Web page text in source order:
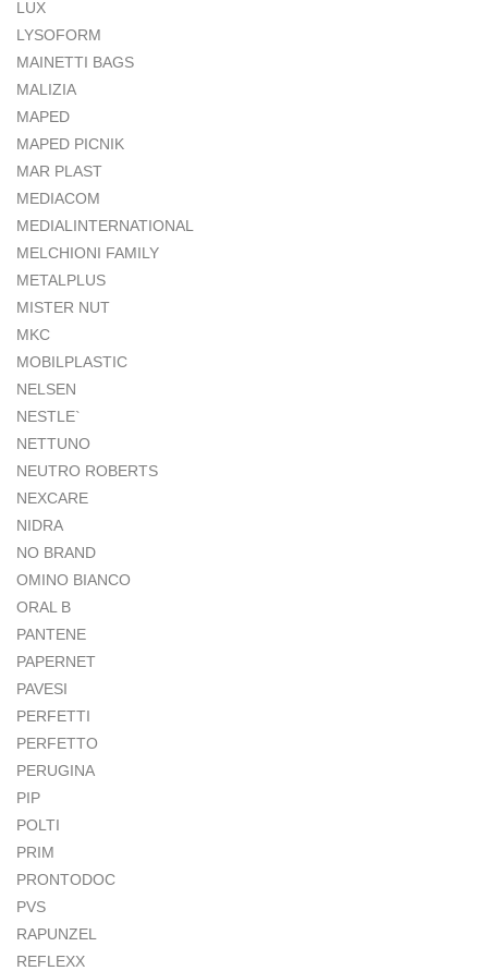
LUX
LYSOFORM
MAINETTI BAGS
MALIZIA
MAPED
MAPED PICNIK
MAR PLAST
MEDIACOM
MEDIALINTERNATIONAL
MELCHIONI FAMILY
METALPLUS
MISTER NUT
MKC
MOBILPLASTIC
NELSEN
NESTLE`
NETTUNO
NEUTRO ROBERTS
NEXCARE
NIDRA
NO BRAND
OMINO BIANCO
ORAL B
PANTENE
PAPERNET
PAVESI
PERFETTI
PERFETTO
PERUGINA
PIP
POLTI
PRIM
PRONTODOC
PVS
RAPUNZEL
REFLEXX